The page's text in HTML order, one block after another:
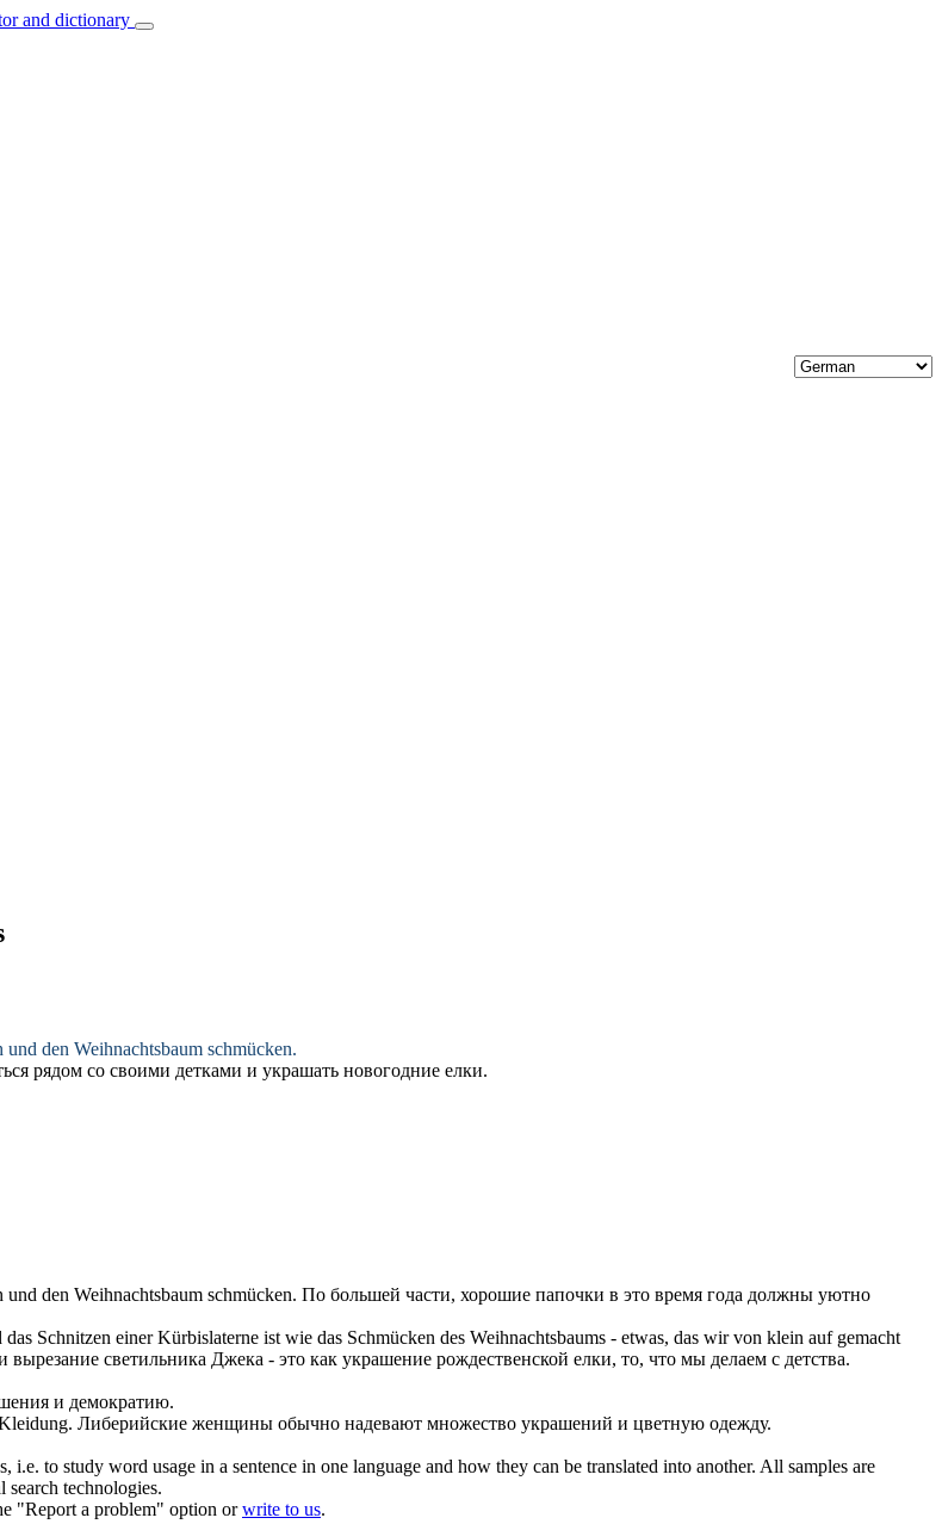
and dictionary
den Weihnachtsbaum schmücken.
рядом со своими детками и украшать новогодние елки.
den Weihnachtsbaum schmücken. По большей части, хорошие папочки в это время года должны уютно
Schnitzen einer Kürbislaterne ist wie das Schmücken des Weihnachtsbaums - etwas, das wir von klein auf gemacht
светильника Джека - это как украшение рождественской елки, то, что мы делаем с детства.
и демократию.
Либерийские женщины обычно надевают множество украшений и цветную одежду.
to study word usage in a sentence in one language and how they can be translated into another. All samples are
technologies.
"Report a problem" option orwrite to us.